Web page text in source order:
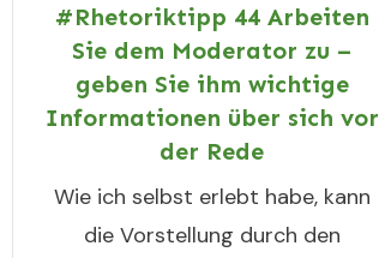
#Rhetoriktipp 44 Arbeiten
Sie dem Moderator zu –
geben Sie ihm wichtige
Informationen über sich vor
der Rede
Wie ich selbst erlebt habe, kann
die Vorstellung durch den